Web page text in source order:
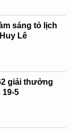
sáng tỏ lịch
Lê
giải thưởng
19-5